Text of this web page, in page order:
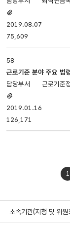
있음
2019.08.07
75,609
58
근로기준 분야 주요 법
근로기준
있음
2019.01.16
126,171
1
소속기관(지청 및 위원